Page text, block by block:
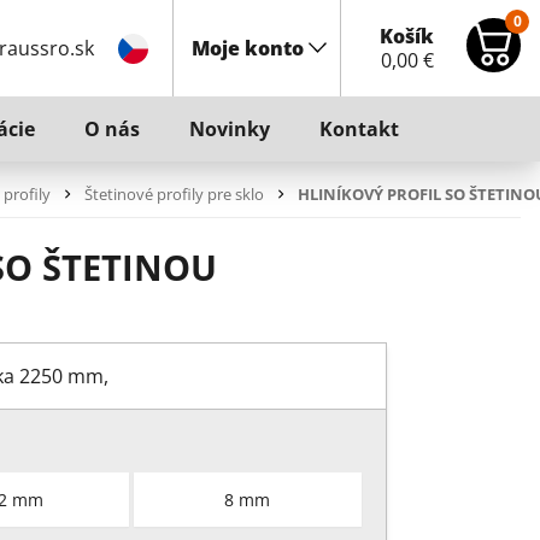
Moje konto
Košík
0,00€
0
O nás Novinky Kontakt
profily Štetinové profily pre sklo HLINÍKOVÝ PROFIL SO
ŠTETINOU
2250 mm,
mm 8 mm